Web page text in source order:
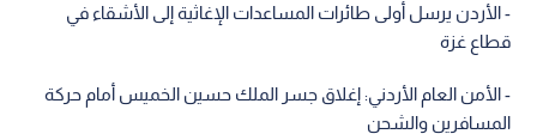
- الأردن يرسل أولى طائرات المساعدات الإغاثية إلى الأشقاء في
قطاع غزة
- الأمن العام الأردني: إغلاق جسر الملك حسين الخميس أمام حركة
المسافرين والشحن